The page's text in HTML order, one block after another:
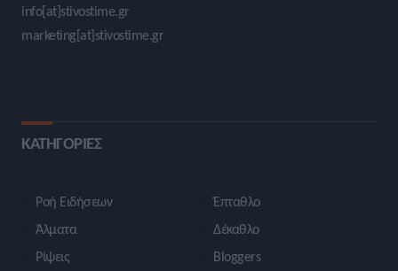
info[at]stivostime.gr
marketing[at]stivostime.gr
ΚΑΤΗΓΟΡΙΕΣ
Ροή Ειδήσεων
Άλματα
Ρίψεις
Έπταθλο
Δέκαθλο
Bloggers